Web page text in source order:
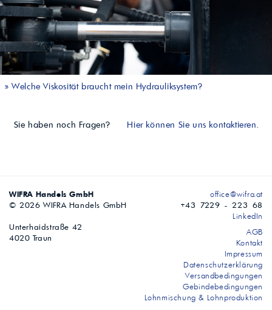
» Welche Viskosität braucht mein Hydrauliksystem?
Sie haben noch Fragen? Hier können Sie uns kontaktieren.
WIFRA Handels GmbH
© 2026 WIFRA Handels GmbH
Unterhaidstraße 42
4020 Traun
office@wifra.at
+43 7229 - 223 68
LinkedIn
AGB
Kontakt
Impressum
Datenschutzerklärung
Versandbedingungen
Gebindebedingungen
Lohnmischung & Lohnproduktion